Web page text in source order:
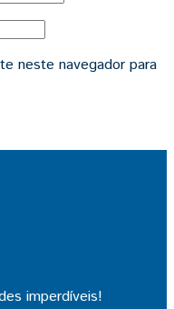
neste navegador para
imperdíveis!